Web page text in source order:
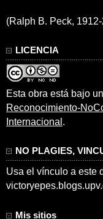
(Ralph B. Peck,
LICENCIA
Esta obra está bajo
Reconocimiento-
Internacional .
NO PLAGIES,
Usa el vínculo a este
Mis sitios